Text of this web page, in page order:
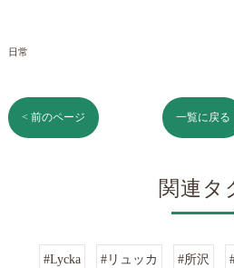
日常
< 前のページ 一覧に戻る
関連タ
#Lycka #リュッカ #所沢